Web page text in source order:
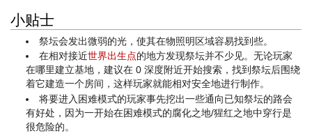
小贴士
祭坛会发出微弱的光，使其在物照明区域容易找到些。
在相对接近世界出生点的地方发现祭坛并不少见。无论玩家
在哪里建立基地，建议在 0 深度附近开始搜索，找到祭坛后围绕
着它建造一个房间，这样玩家就能相对安全地进行制作。
将要进入困难模式的玩家事先挖出一些通向已知祭坛的路会
有好处，因为一开始在困难模式的腐化之地/猩红之地中穿行是
很危险的。